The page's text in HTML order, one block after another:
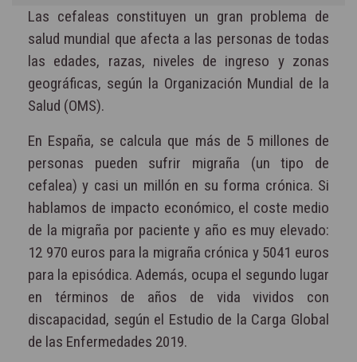
Las cefaleas constituyen un gran problema de
salud mundial que afecta a las personas de todas
las edades, razas, niveles de ingreso y zonas
geográficas, según la Organización Mundial de la
Salud (OMS).
En España, se calcula que más de 5 millones de
personas pueden sufrir migraña (un tipo de
cefalea) y casi un millón en su forma crónica. Si
hablamos de impacto económico, el coste medio
de la migraña por paciente y año es muy elevado:
12 970 euros para la migraña crónica y 5041 euros
para la episódica. Además, ocupa el segundo lugar
en términos de años de vida vividos con
discapacidad, según el Estudio de la Carga Global
de las Enfermedades 2019.